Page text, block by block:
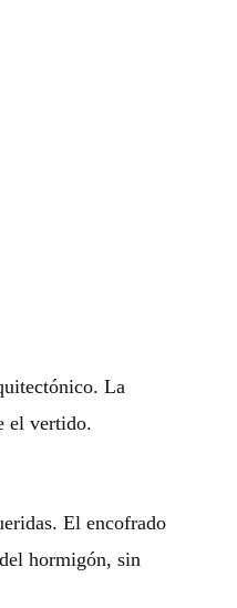
La
el vertido.
El encofrado
hormigón, sin